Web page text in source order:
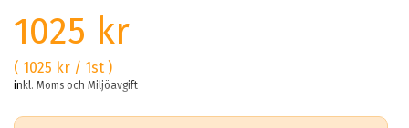
1025 kr
( 1025 kr / 1st )
inkl. Moms och Miljöavgift